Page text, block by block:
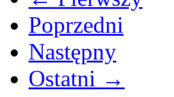
Poprzedni
Następny
Ostatni →